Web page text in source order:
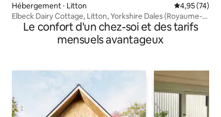
Hébergement ⋅ Litton Évaluation
4,95 (74)
Elbeck Dairy Cottage, Litton, Yorkshire Dales (Royaume-
Uni)Le confort d'un chez-soi et des tarifs
mensuels avantageux